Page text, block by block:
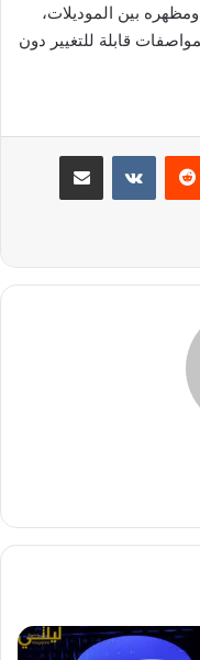
بين الموديلات،
قابلة للتغيير دون
مشاركة عبر البريد